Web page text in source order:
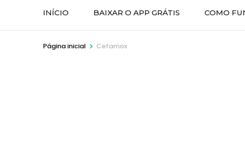
INÍCIO BAIXAR O APP GRÁTIS COMO
Página inicial > Cefamox